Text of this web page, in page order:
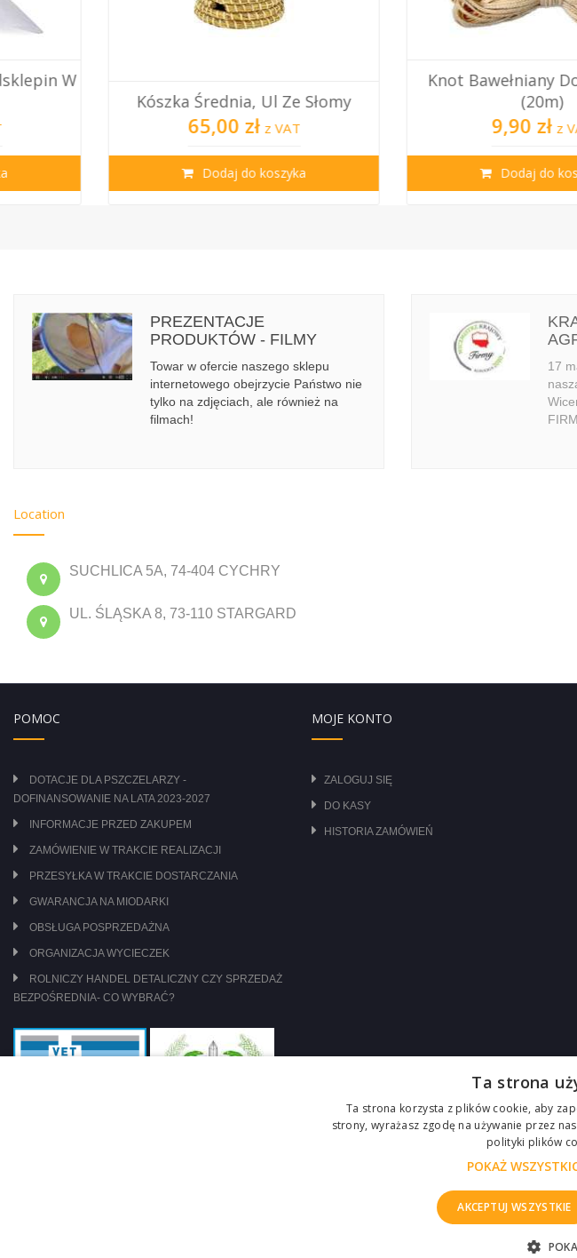
Kószka Średnia, Ul Ze Słomy
z VAT
Dodaj do koszyka
Knot Bawełniany Do Świec 3x9
z VAT
Dodaj do koszyka
PREZENTACJE
PRODUKTÓW - FILMY
Towar w ofercie naszego sklepu
internetowego obejrzycie Państwo nie
tylko na zdjęciach, ale również na
filmach!
17
Location
SUCHLICA 5A, 74-404 CYCHRY
UL. ŚLĄSKA 8, 73-110 STARGARD
POMOC
DOTACJE DLA PSZCZELARZY -
DOFINANSOWANIE NA LATA 2023-2027
INFORMACJE PRZED ZAKUPEM
ZAMÓWIENIE W TRAKCIE REALIZACJI
PRZESYŁKA W TRAKCIE DOSTARCZANIA
GWARANCJA NA MIODARKI
OBSŁUGA POSPRZEDAŻNA
ORGANIZACJA WYCIECZEK
ROLNICZY HANDEL DETALICZNY CZY SPRZEDAŻ
BEZPOŚREDNIA- CO WYBRAĆ?
MOJE KONTO
ZALOGUJ SIĘ
DO KASY
HISTORIA ZAMÓWIEŃ
Ta strona
Ta strona korzysta z plików cookie, aby
strony, wyrażasz zgodę na używanie przez
polityki plików
POKAŻ
AKCEPTUJ WSZYSTKIE